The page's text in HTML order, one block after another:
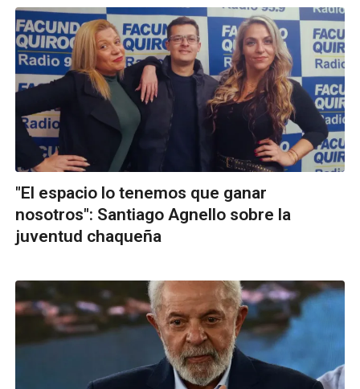
"El espacio lo tenemos que ganar
nosotros": Santiago Agnello sobre la
juventud chaqueña